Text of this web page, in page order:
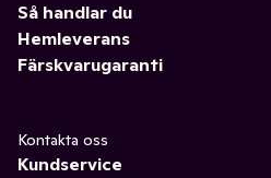
Så handlar du
Hemleverans
Färskvarugaranti
Kontakta oss
Kundservice